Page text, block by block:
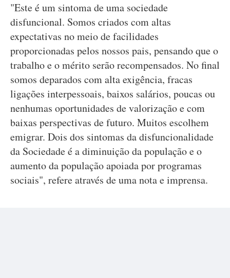
"Este é um sintoma de uma sociedade
disfuncional. Somos criados com altas
expectativas no meio de facilidades
proporcionadas pelos nossos pais, pensando que o
trabalho e o mérito serão recompensados. No final
somos deparados com alta exigência, fracas
ligações interpessoais, baixos salários, poucas ou
nenhumas oportunidades de valorização e com
baixas perspectivas de futuro. Muitos escolhem
emigrar. Dois dos sintomas da disfuncionalidade
da Sociedade é a diminuição da população e o
aumento da população apoiada por programas
sociais", refere através de uma nota e imprensa.